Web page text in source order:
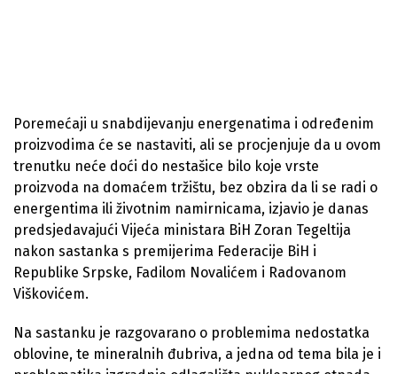
Poremećaji u snabdijevanju energenatima i određenim
proizvodima će se nastaviti, ali se procjenjuje da u ovom
trenutku neće doći do nestašice bilo koje vrste
proizvoda na domaćem tržištu, bez obzira da li se radi o
energentima ili životnim namirnicama, izjavio je danas
predsjedavajući Vijeća ministara BiH Zoran Tegeltija
nakon sastanka s premijerima Federacije BiH i
Republike Srpske, Fadilom Novalićem i Radovanom
Viškovićem.
Na sastanku je razgovarano o problemima nedostatka
oblovine, te mineralnih đubriva, a jedna od tema bila je i